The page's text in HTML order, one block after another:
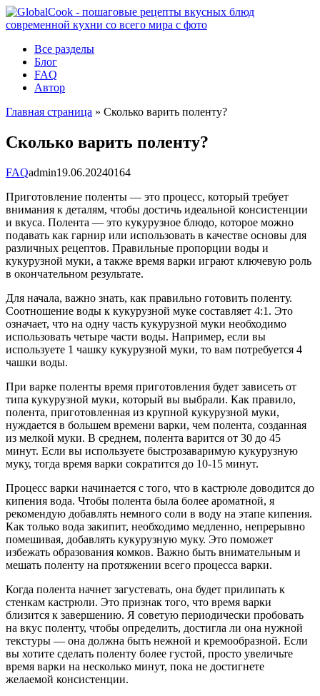
Перейти
к
Все разделы
Блог
FAQ
Автор
Главная страница » Сколько варить поленту?
Сколько варить поленту?
FAQadmin19.06.20240164
Приготовление поленты — это процесс, который требует
внимания к деталям, чтобы достичь идеальной консистенции
и вкуса. Полента — это кукурузное блюдо, которое можно
подавать как гарнир или использовать в качестве основы для
различных рецептов. Правильные пропорции воды и
кукурузной муки, а также время варки играют ключевую роль
в окончательном результате.
Для начала, важно знать, как правильно готовить поленту.
Соотношение воды к кукурузной муке составляет 4:1. Это
означает, что на одну часть кукурузной муки необходимо
использовать четыре части воды. Например, если вы
используете 1 чашку кукурузной муки, то вам потребуется 4
чашки воды.
При варке поленты время приготовления будет зависеть от
типа кукурузной муки, который вы выбрали. Как правило,
полента, приготовленная из крупной кукурузной муки,
нуждается в большем времени варки, чем полента, созданная
из мелкой муки. В среднем, полента варится от 30 до 45
минут. Если вы используете быстрозаваримую кукурузную
муку, тогда время варки сократится до 10-15 минут.
Процесс варки начинается с того, что в кастрюле доводится до
кипения вода. Чтобы полента была более ароматной, я
рекомендую добавлять немного соли в воду на этапе кипения.
Как только вода закипит, необходимо медленно, непрерывно
помешивая, добавлять кукурузную муку. Это поможет
избежать образования комков. Важно быть внимательным и
мешать поленту на протяжении всего процесса варки.
Когда полента начнет загустевать, она будет прилипать к
стенкам кастрюли. Это признак того, что время варки
близится к завершению. Я советую периодически пробовать
на вкус поленту, чтобы определить, достигла ли она нужной
текстуры — она должна быть нежной и кремообразной. Если
вы хотите сделать поленту более густой, просто увеличьте
время варки на несколько минут, пока не достигнете
желаемой консистенции.